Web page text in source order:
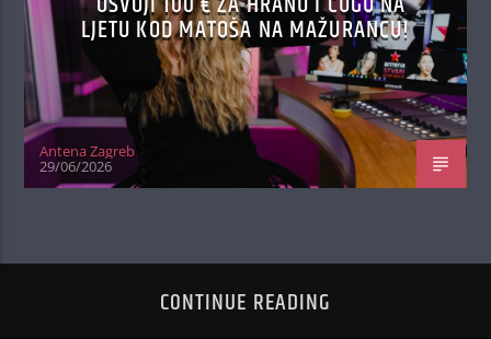
LJETU KOD MATOŠA NA MAŽURANCU!
Antena Zagreb
29/06/2026
CONTINUE READING